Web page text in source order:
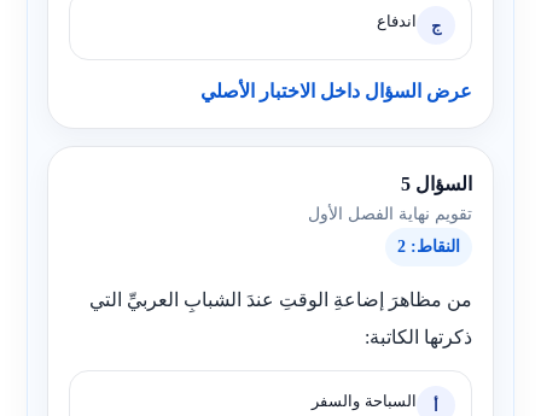
ج اندفاع
عرض السؤال داخل الاختبار الأصلي
السؤال 5
تقويم نهاية الفصل الأول
النقاط: 2
من مظاهرَ إضاعةِ الوقتِ عندَ الشبابِ العربيِّ التي
ذكرتها الكاتبة:
أ السباحة والسفر